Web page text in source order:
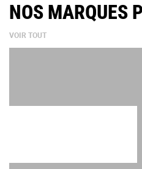
NOS MARQUES
VOIR TOUT